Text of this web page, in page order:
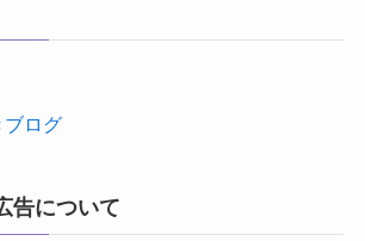
ブログ
告について